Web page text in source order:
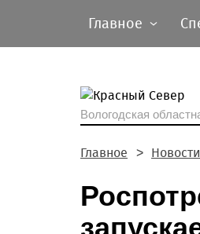
Главное
Вологодская
Главное Новости